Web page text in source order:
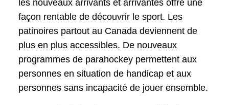
les nouveaux arrivants et arrivantes offre une
façon rentable de découvrir le sport. Les
patinoires partout au Canada deviennent de
plus en plus accessibles. De nouveaux
programmes de parahockey permettent aux
personnes en situation de handicap et aux
personnes sans incapacité de jouer ensemble.